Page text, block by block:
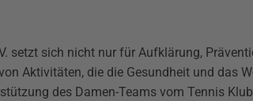
setzt sich nicht nur für Aufklärung,
Aktivitäten, die die Gesundheit und das
des Damen-Teams vom Tennis